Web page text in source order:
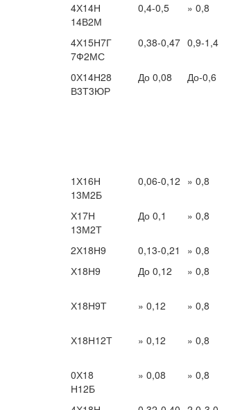
4Х14Н
14В2М
0,4-0,5 » 0,8
4Х15Н7Г
7Ф2МС
0,38-0,47 0,9-1,4
0Х14Н28
В3Т3ЮР
До 0,08 До-0,6
1Х16Н
13М2Б
0,06-0,12 » 0,8
Х17Н
13М2Т
До 0,1 » 0,8
2Х18Н9 0,13-0,21 » 0,8
Х18Н9
До 0,12 » 0,8
Х18Н9Т
» 0,12 » 0,8
Х18Н12Т
» 0,12 » 0,8
0Х18
Н12Б
» 0,08 » 0,8